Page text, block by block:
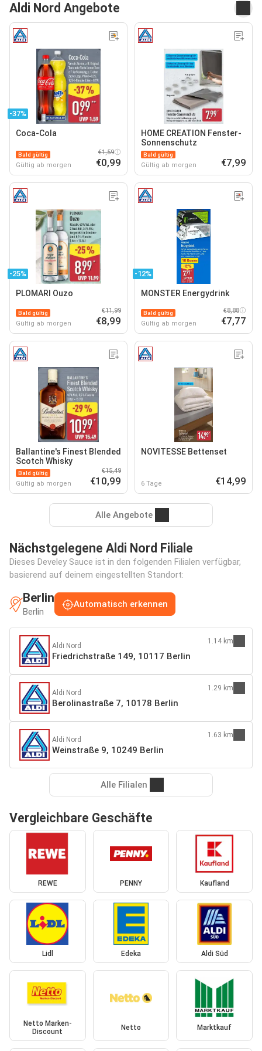
Aldi Nord Angebote
-37%
Coca-Cola
Bald gültig
Gültig ab morgen
€1,59
€0,99
HOME CREATION Fenster-
Sonnenschutz
Bald gültig
Gültig ab morgen €7,99
-25%
PLOMARI Ouzo
Bald gültig
Gültig ab morgen
€11,99
€8,99
-12%
MONSTER Energydrink
Bald gültig
Gültig ab morgen
€8,88
€7,77
Ballantine's Finest Blended
Scotch Whisky
Bald gültig
Gültig ab morgen
€15,49
€10,99
NOVITESSE Bettenset
6 Tage €14,99
Alle Angebote
Nächstgelegene Aldi Nord Filiale
Dieses Develey Sauce ist in den folgenden Filialen verfügbar,
basierend auf deinem eingestellten Standort:
Berlin
Berlin
Automatisch erkennen
Aldi Nord
Friedrichstraße 149, 10117 Berlin
1.14 km
Aldi Nord
Berolinastraße 7, 10178 Berlin
1.29 km
Aldi Nord
Weinstraße 9, 10249 Berlin
1.63 km
Alle Filialen
Vergleichbare Geschäfte
REWE PENNY Kaufland
Lidl Edeka Aldi Süd
Netto Marken-
Discount
Netto Marktkauf